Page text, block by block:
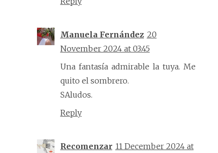
Manuela Fernández 20
November 2024 at 03:45
Una fantasía admirable la tuya. Me
quito el sombrero.
SAludos.
Reply
Recomenzar 11 December 2024 at